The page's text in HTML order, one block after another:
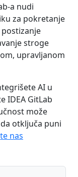
a nudi
za pokretanje
stroge
upravljanom
AI u
IDEA GitLab
može
otključa puni
nas